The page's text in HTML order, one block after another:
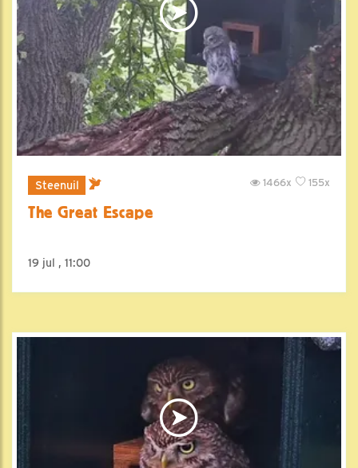
Steenuil 155x
1466x
The Great Escape
19 jul , 11:00